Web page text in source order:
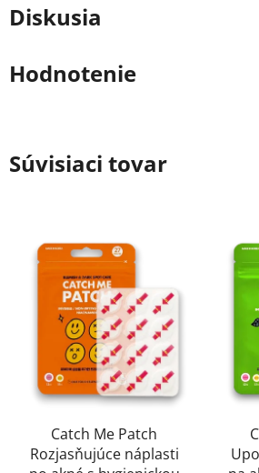
Diskusia
Hodnotenie
Súvisiaci tovar
Catch Me Patch
Rozjasňujúce náplasti